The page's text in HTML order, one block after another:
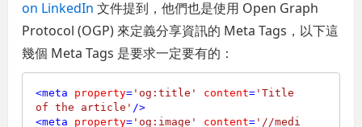
on LinkedIn 文件提到，他們也是使用 Open Graph
Protocol (OGP) 來定義分享資訊的 Meta Tags，以下這
幾個 Meta Tags 是要求一定要有的：
<meta property= 'og:title' content= 'Title
of the article' />
<meta property= 'og:image' content= '//medi